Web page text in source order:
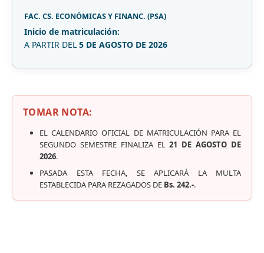
FAC. CS. ECONÓMICAS Y FINANC. (PSA)
Inicio de matriculación:
A PARTIR DEL 5 DE AGOSTO DE 2026
TOMAR NOTA:
EL CALENDARIO OFICIAL DE MATRICULACIÓN PARA EL
SEGUNDO SEMESTRE FINALIZA EL21 DE AGOSTO DE
2026.
PASADA ESTA FECHA, SE APLICARÁ LA MULTA
ESTABLECIDA PARA REZAGADOS DE Bs. 242.-.